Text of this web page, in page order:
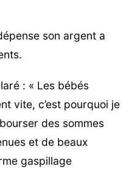
son argent a
: « Les bébés
vite, c’est pourquoi je
des sommes
et de beaux
gaspillage